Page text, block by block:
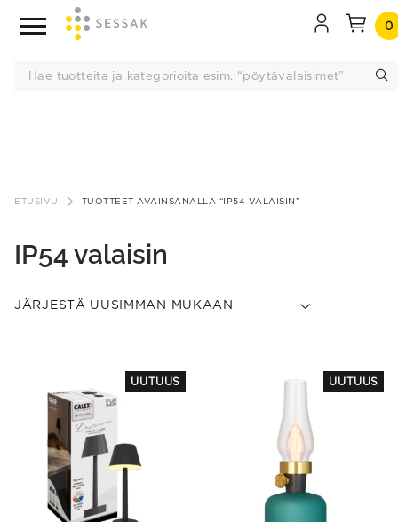
sisältöön
0
ETUSIVU TUOTTEET AVAINSANALLA “IP54 VALAISIN”
IP54 valaisin
UUTUUS UUTUUS
This
product
has
multiple
variants.
The
options
may
be